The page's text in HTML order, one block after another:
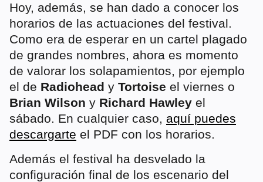
Hoy, además, se han dado a conocer los
horarios de las actuaciones del festival.
Como era de esperar en un cartel plagado
de grandes nombres, ahora es momento
de valorar los solapamientos, por ejemplo
el de Radiohead y Tortoise el viernes o
Brian Wilson y Richard Hawley el
sábado. En cualquier caso, aquí puedes
descargarte el PDF con los horarios.
Además el festival ha desvelado la
configuración final de los escenario del